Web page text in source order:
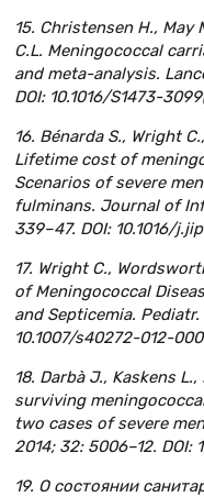
15. Christensen H., May
C.L. Meningococcal
and meta-analysis.
DOI: 10.1016/S1473-
16. Bénarda S., Wright
Lifetime cost of
Scenarios of severe
fulminans. Journal of
339–47. DOI: 10.1016/
17. Wright C.,
of Meningococcal
and Septicemia. Pediatr.
10.1007/s40272-012-
18. Darbà J., Kaskens
surviving
two cases of severe
2014; 32: 5006–12. DOI:
19. О состоянии